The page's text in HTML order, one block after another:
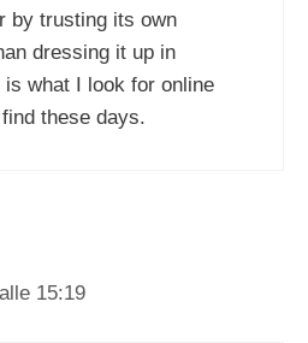
by trusting its own
dressing it up in
what I look for online
these days.
15:19